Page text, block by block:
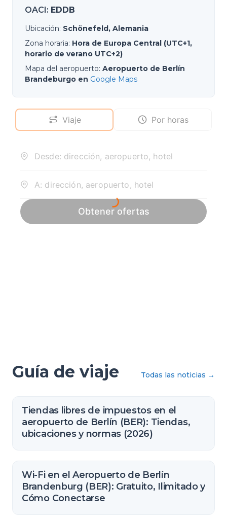
OACI: EDDB
Ubicación: Schönefeld, Alemania
Zona horaria: Hora de Europa Central (UTC+1,
horario de verano UTC+2)
Mapa del aeropuerto: Aeropuerto de Berlín
Brandeburgo en Google Maps
Guía de viaje Todas las noticias →
Tiendas libres de impuestos en el
aeropuerto de Berlín (BER): Tiendas,
ubicaciones y normas (2026)
Wi-Fi en el Aeropuerto de Berlín
Brandenburg (BER): Gratuito, Ilimitado y
Cómo Conectarse